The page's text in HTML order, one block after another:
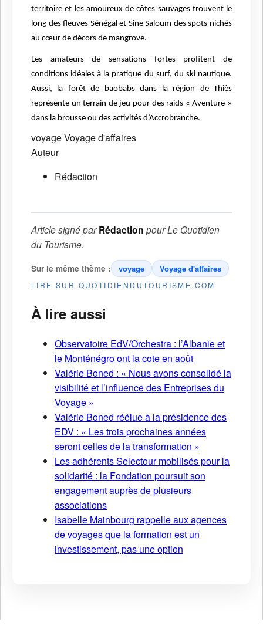
territoire et les amoureux de côtes sauvages trouvent le
long des fleuves Sénégal et Sine Saloum des spots nichés
au cœur de décors de mangrove.
Les amateurs de sensations fortes profitent de
conditions idéales à la pratique du surf, du ski nautique.
Aussi, la forêt de baobabs dans la région de Thiès
représente un terrain de jeu pour des raids « Aventure »
dans la brousse ou des activités d’Accrobranche.
voyageVoyage d'affaires
Auteur
Rédaction
Article signé parRédaction pourLe Quotidien
du Tourisme.
Sur le même thème : voyage Voyage d'affaires
LIRE SUR QUOTIDIENDUTOURISME.COM
À lire aussi
Observatoire EdV/Orchestra : l’Albanie et
le Monténégro ont la cote en août
Valérie Boned : « Nous avons consolidé la
visibilité et l’influence des Entreprises du
Voyage »
Valérie Boned réélue à la présidence des
EDV : « Les trois prochaines années
seront celles de la transformation »
Les adhérents Selectour mobilisés pour la
solidarité : la Fondation poursuit son
engagement auprès de plusieurs
associations
Isabelle Mainbourg rappelle aux agences
de voyages que la formation est un
investissement, pas une option